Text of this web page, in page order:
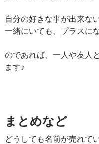
自分の好きな事が出来な
一緒にいても、プラスに
のであれば、一人や友人
ます♪
まとめなど
どうしても名前が売れて